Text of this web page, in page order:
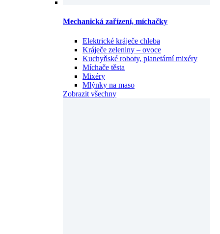
Mechanická zařízení, míchačky
Elektrické kráječe chleba
Kráječe zeleniny – ovoce
Kuchyňské roboty, planetární mixéry
Míchače těsta
Mixéry
Mlýnky na maso
Zobrazit všechny